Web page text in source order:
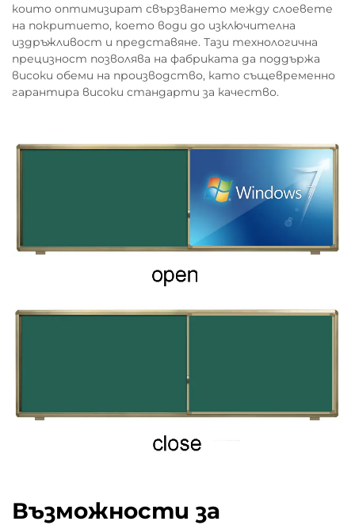
които оптимизират свързването между слоевете
на покритието, което води до изключителна
издръжливост и представяне. Тази технологична
прецизност позволява на фабриката да поддържа
високи обеми на производство, като същевременно
гарантира високи стандарти за качество.
Възможности за